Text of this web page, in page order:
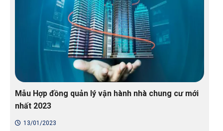
Mẫu Hợp đồng quản lý vận hành nhà chung cư mới
nhất 2023
13/01/2023